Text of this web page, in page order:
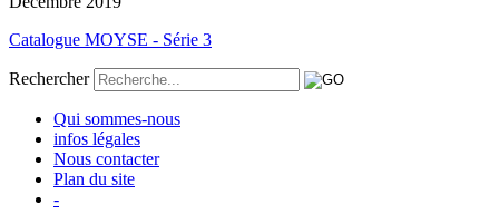
Catalogue MOYSE - Série 3
Rechercher
Qui sommes-nous
infos légales
Nous contacter
Plan du site
-